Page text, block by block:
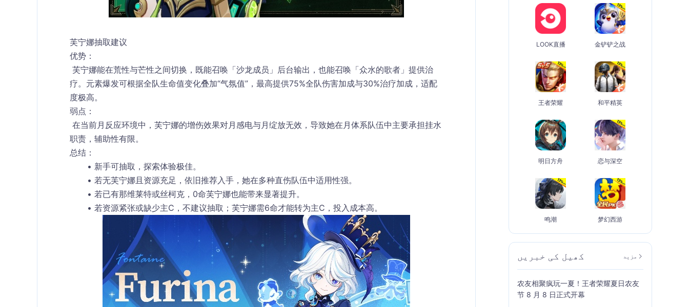
芙宁娜抽取建议
优势：
疗。元素爆发可根据全队生命值变化叠加“气氛值”，最高提供75%全队伤害加成与30%治疗加成，适配
度极高。
弱点：
职责，辅助性有限。
总结：
新手可抽取，探索体验极佳。
若无芙宁娜且资源充足，依旧推荐入手，她在多种直伤队伍中适用性强。
若已有那维莱特或丝柯克，0命芙宁娜也能带来显著提升。
若资源紧张或缺少主C，不建议抽取；芙宁娜需6命才能转为主C，投入成本高。
LOOK直播 金铲铲之战
王者荣耀 和平精英
明日方舟 恋与深空
鸣潮 梦幻西游
کھیل کی خبریں مزید
农友相聚疯玩一夏！王者荣耀夏日农友
节 8 月 8 日正式开幕